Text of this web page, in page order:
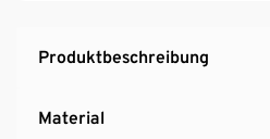
Produktbeschreibung
Material